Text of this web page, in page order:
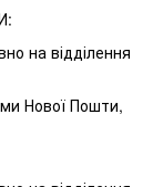
на відділення
Нової Пошти,